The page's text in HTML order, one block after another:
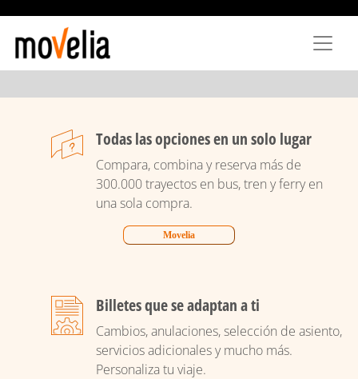
Todas las opciones en un solo lugar
Compara, combina y reserva más de
300.000 trayectos en bus, tren y ferry en
una sola compra.
Movelia
Billetes que se adaptan a ti
Cambios, anulaciones, selección de asiento,
servicios adicionales y mucho más.
Personaliza tu viaje.